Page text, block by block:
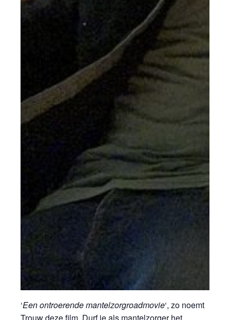
‘Een ontroerende mantelzorgroadmovie‘, zo noemt
Trouw deze film. Durf je als mantelzorger het